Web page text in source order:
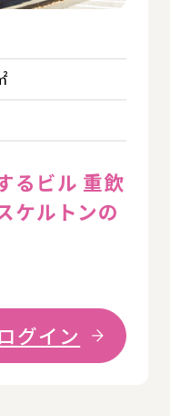
るビル 重飲
ケルトンの
グイン